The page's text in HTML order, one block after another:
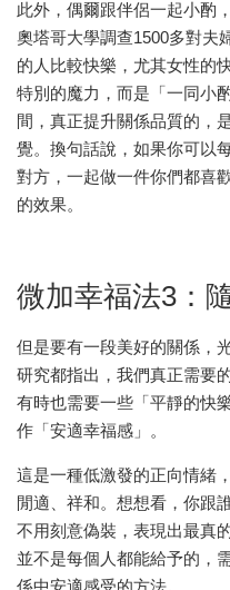
此外，偶爾跟伴侶一起小酌
奧塔哥大學調查1500多對夫
的人比較快樂，尤其女性的
特別的魔力，而是「一同小
間，真正提升關係品質的，
覺。換句話說，如果你可以
對方，一起做一件你們都喜
的效果。
微加幸福法3：
但是要有一段美好的關係，
研究都指出，我們真正需要
有時也需要一些「平靜的快
作「安適幸福感」。
這是一種低激發的正向情緒
閒適、祥和。想想看，你跟
不用刻意偽裝，表現出最真
並不是每個人都能給予的，
係中安適感受的方法。